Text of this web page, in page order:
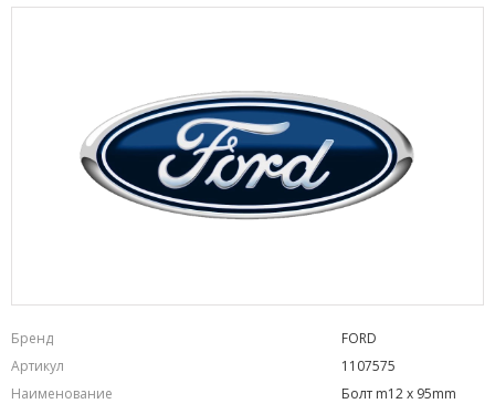
Бренд
FORD
Артикул
1107575
Наименование
Болт m12 x 95mm